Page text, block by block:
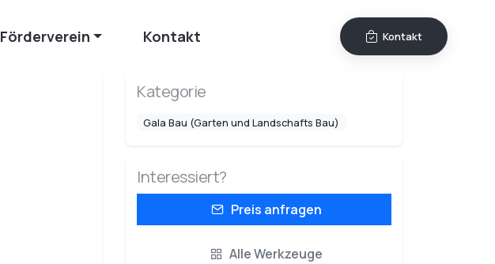
Förderverein Kontakt Kontakt
Kategorie
Gala Bau (Garten und Landschafts Bau)
Interessiert?
Preis anfragen
Alle Werkzeuge